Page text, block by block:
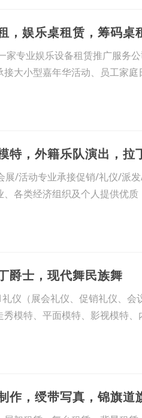
，娱乐桌租赁，筹码桌
家专业娱乐设备租赁推广服务
大小型嘉年华活动、员工家庭
特，外籍乐队演出，拉
/活动专业承接促销/礼仪/派
各类经济组织及个人提供优质
爵士，现代舞民族舞
仪（展会礼仪、促销礼仪、
秀模特、平面模特、影视模特
作，绶带写真，锦旗道